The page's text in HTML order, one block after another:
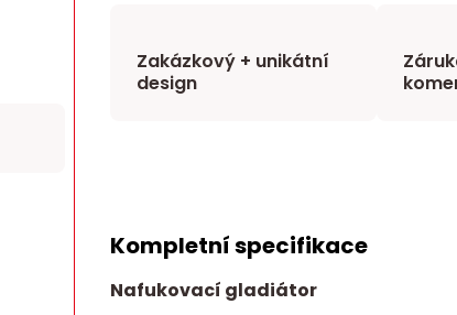
Zakázkový + unikátní
design
Kompletní specifikace
Nafukovací gladiátor